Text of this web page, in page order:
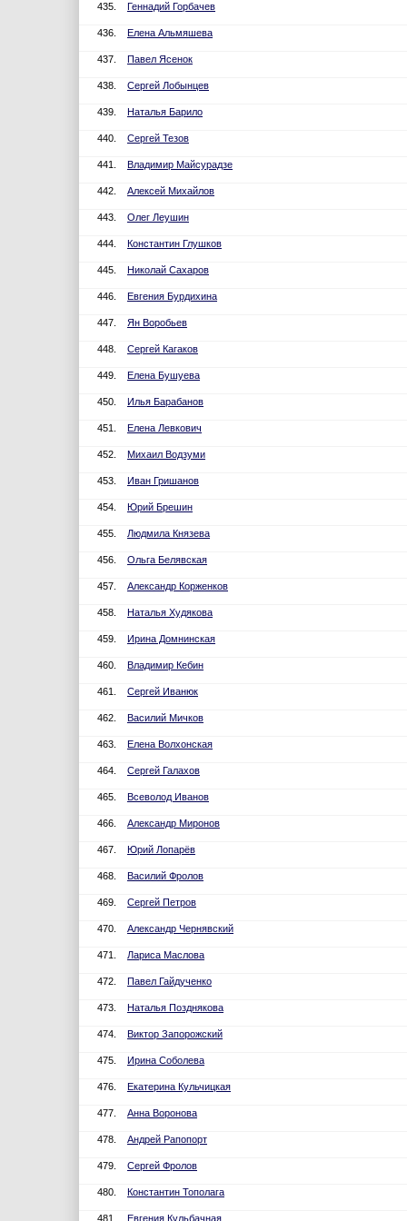
435. Геннадий Горбачев
436. Елена Альмяшева
437. Павел Ясенок
438. Сергей Лобынцев
439. Наталья Барило
440. Сергей Тезов
441. Владимир Майсурадзе
442. Алексей Михайлов
443. Олег Леушин
444. Константин Глушков
445. Николай Сахаров
446. Евгения Бурдихина
447. Ян Воробьев
448. Сергей Кагаков
449. Елена Бушуева
450. Илья Барабанов
451. Елена Левкович
452. Михаил Водзуми
453. Иван Гришанов
454. Юрий Брешин
455. Людмила Князева
456. Ольга Белявская
457. Александр Корженков
458. Наталья Худякова
459. Ирина Домнинская
460. Владимир Кебин
461. Сергей Иванюк
462. Василий Мичков
463. Елена Волхонская
464. Сергей Галахов
465. Всеволод Иванов
466. Александр Миронов
467. Юрий Лопарёв
468. Василий Фролов
469. Сергей Петров
470. Александр Чернявский
471. Лариса Маслова
472. Павел Гайдученко
473. Наталья Позднякова
474. Виктор Запорожский
475. Ирина Соболева
476. Екатерина Кульчицкая
477. Анна Воронова
478. Андрей Рапопорт
479. Сергей Фролов
480. Константин Тополага
481. Евгения Кульбачная